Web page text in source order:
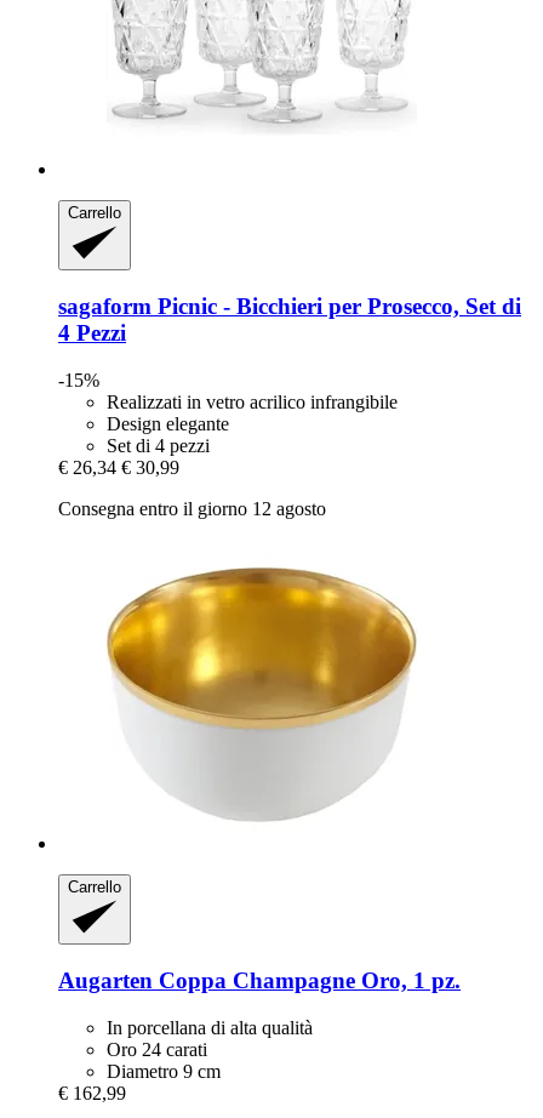
Carrello
sagaform Picnic -​ Bicchieri per Prosecco, Set di
4 Pezzi
-15%
Realizzati in vetro acrilico infrangibile
Design elegante
Set di 4 pezzi
€ 26,34 € 30,99
Consegna entro il giorno 12 agosto
Carrello
Augarten Coppa Champagne Oro, 1 pz.
In porcellana di alta qualità
Oro 24 carati
Diametro 9 cm
€ 162,99